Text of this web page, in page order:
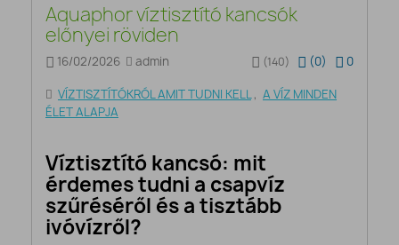
Aquaphor víztisztító kancsók
előnyei röviden
16/02/2026 admin (140) (0) 0
VÍZTISZTÍTÓKRÓL AMIT TUDNI KELL, A VÍZ MINDEN
ÉLET ALAPJA
Víztisztító kancsó: mit
érdemes tudni a csapvíz
szűréséről és a tisztább
ivóvízről?